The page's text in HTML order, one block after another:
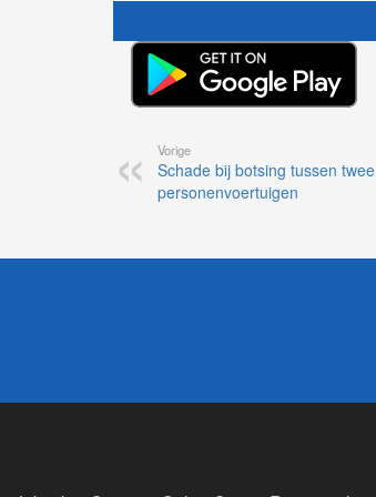
Vorige
Schade bij botsing tussen twee
personenvoertuigen